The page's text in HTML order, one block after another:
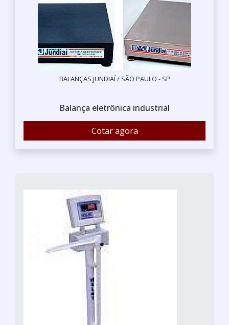
BALANÇAS JUNDIAÍ / SÃO PAULO - SP
Balança eletrônica industrial
Cotar agora